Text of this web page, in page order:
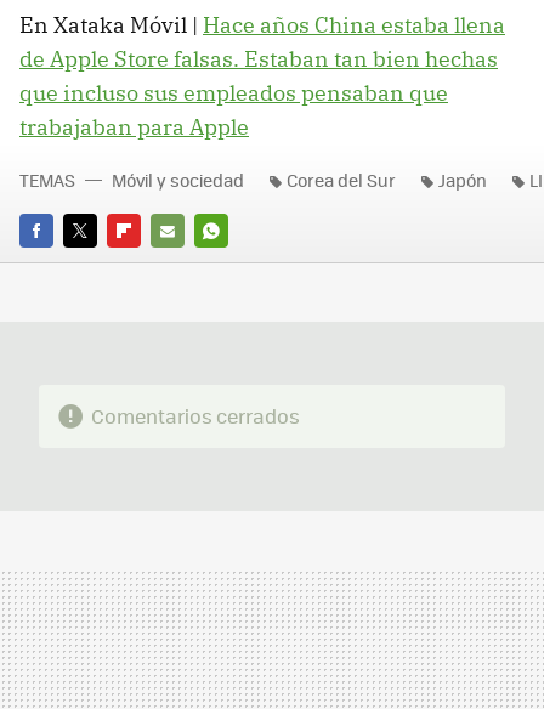
En Xataka Móvil | Hace años China estaba llena
de Apple Store falsas. Estaban tan bien hechas
que incluso sus empleados pensaban que
trabajaban para Apple
FACEBOOK
TWITTERFLIPBOARD
E-
WHATSAPP
TEMAS Móvil y sociedad Corea del Sur Japón
Comentarios cerrados